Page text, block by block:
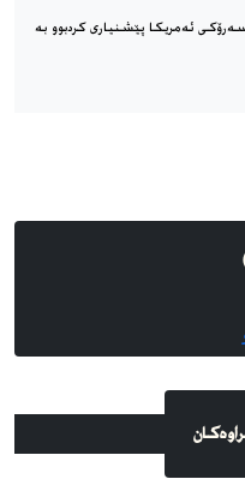
ئەمریکا پێشنیاری کردبوو بە